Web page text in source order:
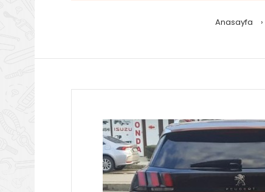
Anasayfa